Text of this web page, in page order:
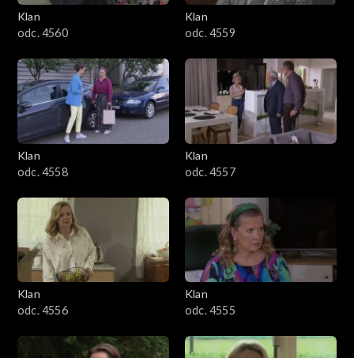
Klan
odc. 4560
Klan
odc. 4559
Klan
odc. 4558
Klan
odc. 4557
Klan
odc. 4556
Klan
odc. 4555